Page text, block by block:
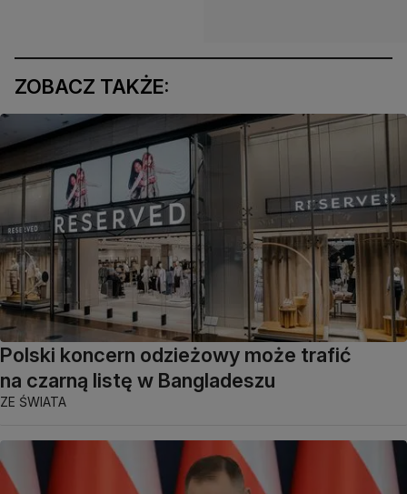
ZOBACZ TAKŻE:
Polski koncern odzieżowy może trafić
na czarną listę w Bangladeszu
ZE ŚWIATA